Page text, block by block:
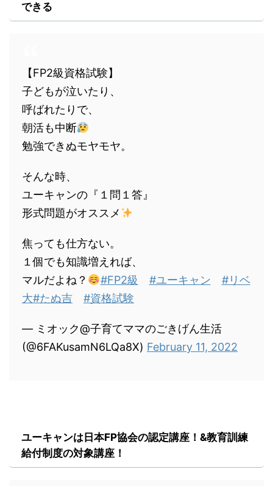
できる
【FP2級資格試験】
子どもが泣いたり、
呼ばれたりで、
朝活も中断
勉強できぬモヤモヤ。
そんな時、
ユーキャンの『１問１答』
形式問題がオススメ
焦っても仕方ない。
１個でも知識増えれば、
マルだよね？
#FP2級 #ユーキャン
#リベ
大#たぬ吉 #資格試験
— ミオック@子育てママのごきげん生活
(@6FAKusamN6LQa8X) February 11, 2022
ユーキャンは日本FP協会の認定講座！&教育訓練
給付制度の対象講座！